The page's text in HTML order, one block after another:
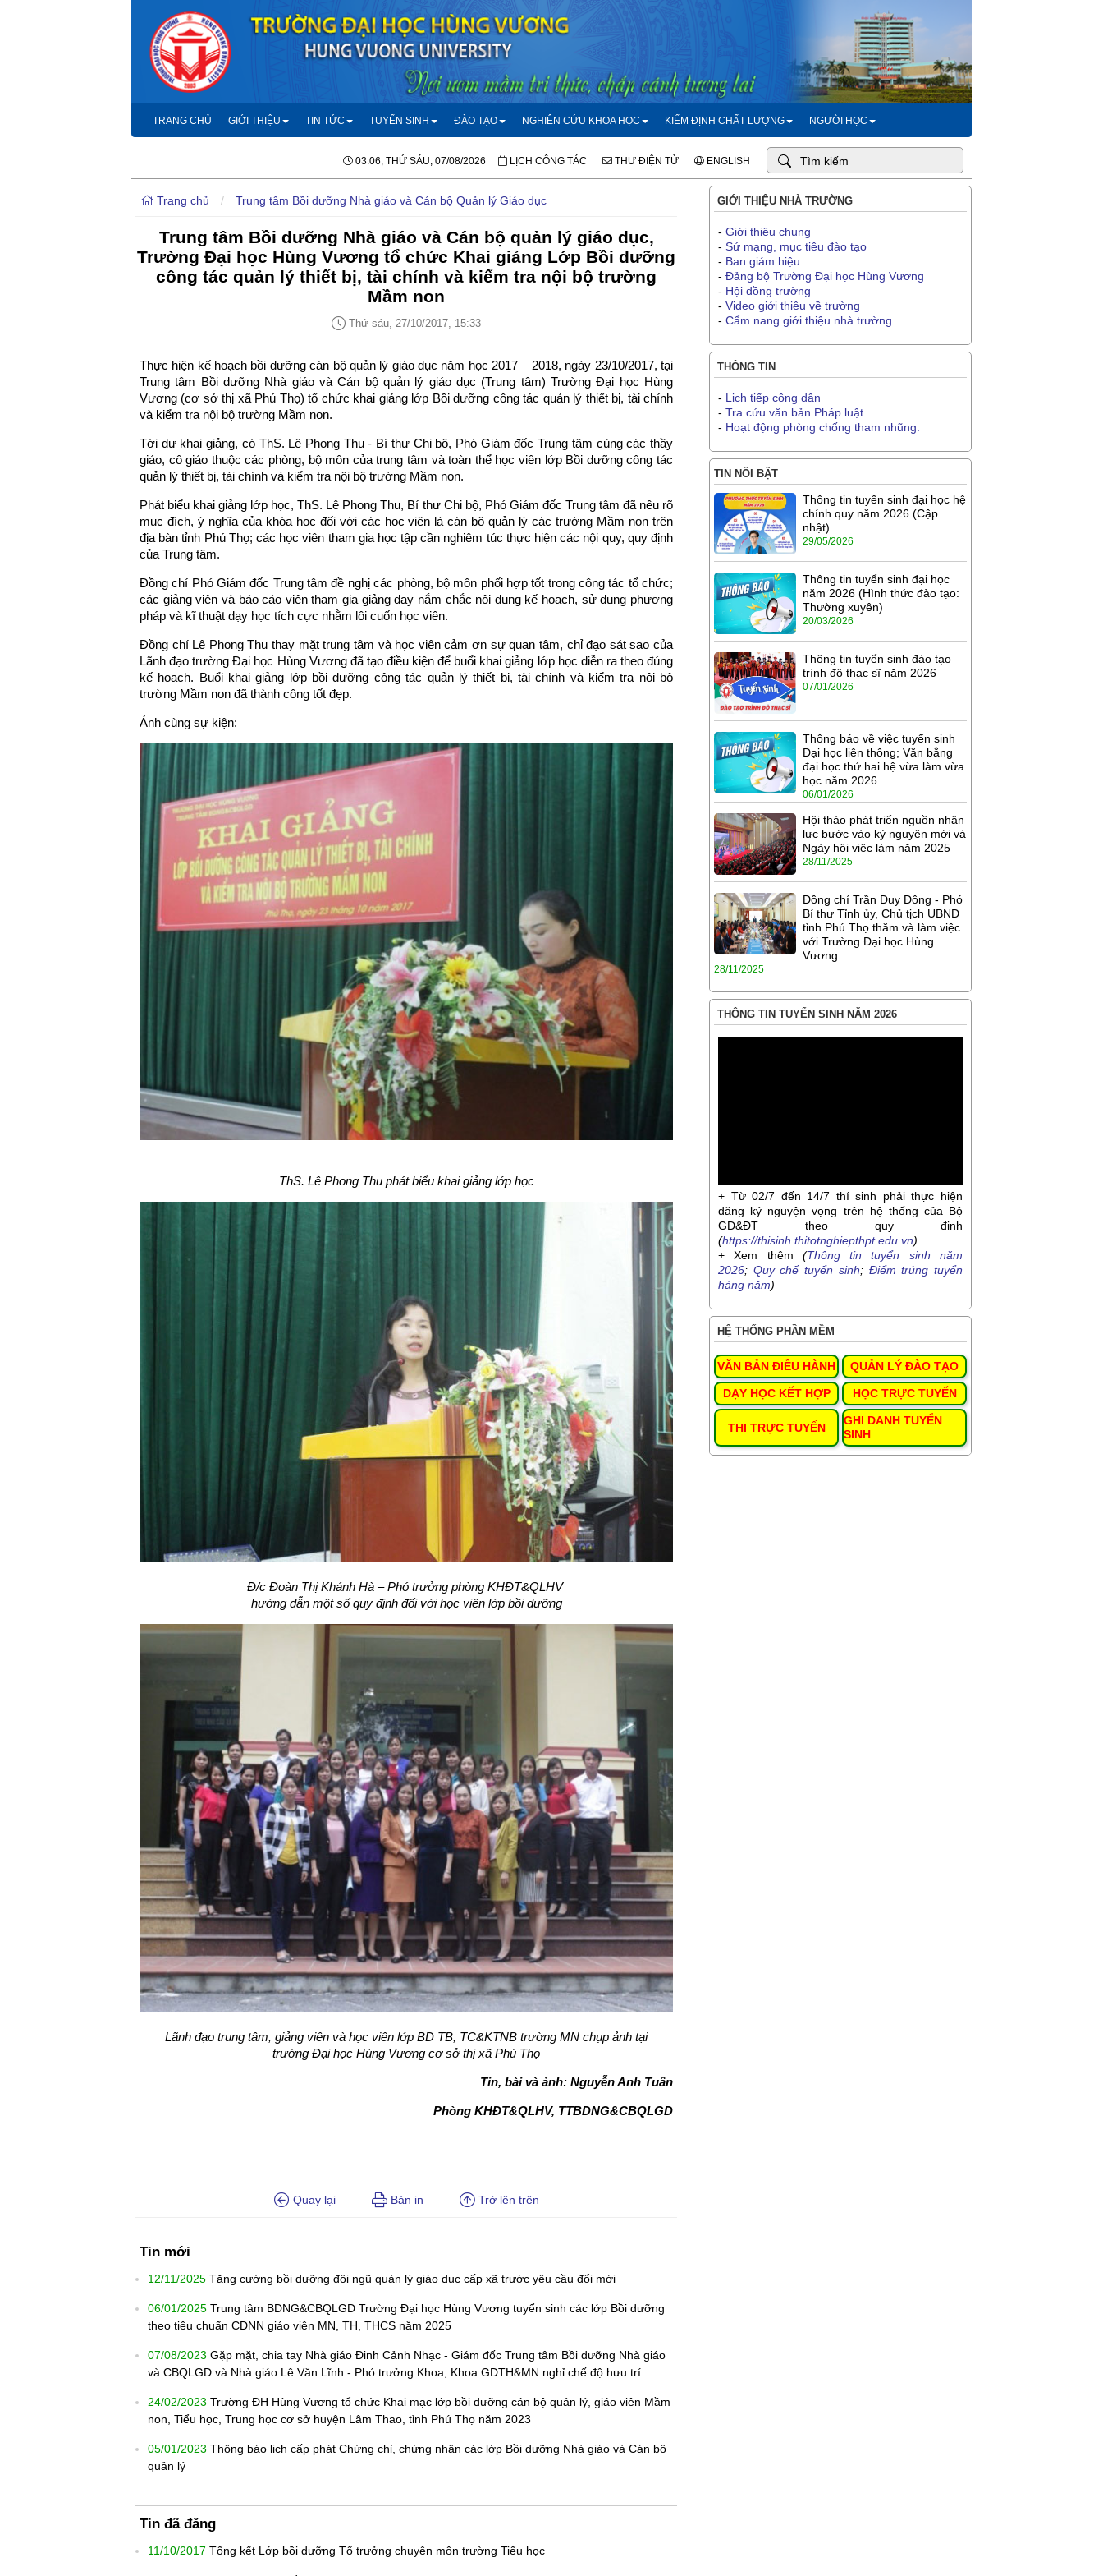
TRANG CHỦ GIỚI THIỆU TIN TỨC TUYỂN SINH ĐÀO TẠO NGHIÊN CỨU KHOA HỌC KIỂM ĐỊNH CHẤT LƯỢNG NGƯỜI HỌC
03:06, THỨ SÁU, 07/08/2026 LỊCH CÔNG TÁC THƯ ĐIỆN TỬ ENGLISH
Trang chủ / Trung tâm Bồi dưỡng Nhà giáo và Cán bộ Quản lý Giáo dục
Trung tâm Bồi dưỡng Nhà giáo và Cán bộ quản lý giáo dục,
Trường Đại học Hùng Vương tổ chức Khai giảng Lớp Bồi dưỡng
công tác quản lý thiết bị, tài chính và kiểm tra nội bộ trường
Mầm non
Thứ sáu, 27/10/2017, 15:33
Thực hiện kế hoạch bồi dưỡng cán bộ quản lý giáo dục năm học 2017 – 2018, ngày 23/10/2017, tại
Trung tâm Bồi dưỡng Nhà giáo và Cán bộ quản lý giáo dục (Trung tâm) Trường Đại học Hùng
Vương (cơ sở thị xã Phú Thọ) tổ chức khai giảng lớp Bồi dưỡng công tác quản lý thiết bị, tài chính
và kiểm tra nội bộ trường Mầm non.
Tới dự khai giảng, có ThS. Lê Phong Thu - Bí thư Chi bộ, Phó Giám đốc Trung tâm cùng các thầy
giáo, cô giáo thuộc các phòng, bộ môn của trung tâm và toàn thể học viên lớp Bồi dưỡng công tác
quản lý thiết bị, tài chính và kiểm tra nội bộ trường Mầm non.
Phát biểu khai giảng lớp học, ThS. Lê Phong Thu, Bí thư Chi bộ, Phó Giám đốc Trung tâm đã nêu rõ
mục đích, ý nghĩa của khóa học đối với các học viên là cán bộ quản lý các trường Mầm non trên
địa bàn tỉnh Phú Thọ; các học viên tham gia học tập cần nghiêm túc thực hiện các nội quy, quy định
của Trung tâm.
Đồng chí Phó Giám đốc Trung tâm đề nghị các phòng, bộ môn phối hợp tốt trong công tác tổ chức;
các giảng viên và báo cáo viên tham gia giảng dạy nắm chắc nội dung kế hoạch, sử dụng phương
pháp và kĩ thuật dạy học tích cực nhằm lôi cuốn học viên.
Đồng chí Lê Phong Thu thay mặt trung tâm và học viên cảm ơn sự quan tâm, chỉ đạo sát sao của
Lãnh đạo trường Đại học Hùng Vương đã tạo điều kiện để buổi khai giảng lớp học diễn ra theo đúng
kế hoạch. Buổi khai giảng lớp bồi dưỡng công tác quản lý thiết bị, tài chính và kiểm tra nội bộ
trường Mầm non đã thành công tốt đẹp.
Ảnh cùng sự kiện:
ThS. Lê Phong Thu phát biểu khai giảng lớp học
Đ/c Đoàn Thị Khánh Hà – Phó trưởng phòng KHĐT&QLHV
hướng dẫn một số quy định đối với học viên lớp bồi dưỡng
Lãnh đạo trung tâm, giảng viên và học viên lớp BD TB, TC&KTNB trường MN chụp ảnh tại
trường Đại học Hùng Vương cơ sở thị xã Phú Thọ
Tin, bài và ảnh: Nguyễn Anh Tuấn
Phòng KHĐT&QLHV, TTBDNG&CBQLGD
Quay lại Bản in Trở lên trên
Tin mới
12/11/2025 Tăng cường bồi dưỡng đội ngũ quản lý giáo dục cấp xã trước yêu cầu đổi mới
06/01/2025 Trung tâm BDNG&CBQLGD Trường Đại học Hùng Vương tuyển sinh các lớp Bồi dưỡng
theo tiêu chuẩn CDNN giáo viên MN, TH, THCS năm 2025
07/08/2023 Gặp mặt, chia tay Nhà giáo Đinh Cảnh Nhạc - Giám đốc Trung tâm Bồi dưỡng Nhà giáo
và CBQLGD và Nhà giáo Lê Văn Lĩnh - Phó trưởng Khoa, Khoa GDTH&MN nghỉ chế độ hưu trí
24/02/2023 Trường ĐH Hùng Vương tổ chức Khai mạc lớp bồi dưỡng cán bộ quản lý, giáo viên Mầm
non, Tiểu học, Trung học cơ sở huyện Lâm Thao, tỉnh Phú Thọ năm 2023
05/01/2023 Thông báo lịch cấp phát Chứng chỉ, chứng nhận các lớp Bồi dưỡng Nhà giáo và Cán bộ
quản lý
Tin đã đăng
11/10/2017 Tổng kết Lớp bồi dưỡng Tổ trưởng chuyên môn trường Tiểu học
GIỚI THIỆU NHÀ TRƯỜNG
- Giới thiệu chung
- Sứ mạng, mục tiêu đào tạo
- Ban giám hiệu
- Đảng bộ Trường Đại học Hùng Vương
- Hội đồng trường
- Video giới thiệu về trường
- Cẩm nang giới thiệu nhà trường
THÔNG TIN
- Lịch tiếp công dân
- Tra cứu văn bản Pháp luật
- Hoạt động phòng chống tham nhũng.
TIN NỔI BẬT
Thông tin tuyển sinh đại học hệ
chính quy năm 2026 (Cập
nhật)
29/05/2026
Thông tin tuyển sinh đại học
năm 2026 (Hình thức đào tạo:
Thường xuyên)
20/03/2026
Thông tin tuyển sinh đào tạo
trình độ thạc sĩ năm 2026
07/01/2026
Thông báo về việc tuyển sinh
Đại học liên thông; Văn bằng
đại học thứ hai hệ vừa làm vừa
học năm 2026
06/01/2026
Hội thảo phát triển nguồn nhân
lực bước vào kỷ nguyên mới và
Ngày hội việc làm năm 2025
28/11/2025
Đồng chí Trần Duy Đông - Phó
Bí thư Tỉnh ủy, Chủ tịch UBND
tỉnh Phú Thọ thăm và làm việc
với Trường Đại học Hùng
Vương
28/11/2025
THÔNG TIN TUYỂN SINH NĂM 2026
+ Từ 02/7 đến 14/7 thí sinh phải thực hiện
đăng ký nguyện vọng trên hệ thống của Bộ
GD&ĐT theo quy định
(https://thisinh.thitotnghiepthpt.edu.vn)
+ Xem thêm (Thông tin tuyển sinh năm
2026; Quy chế tuyển sinh; Điểm trúng tuyển
hàng năm)
HỆ THỐNG PHẦN MỀM
VĂN BẢN ĐIỀU HÀNH QUẢN LÝ ĐÀO TẠO
DẠY HỌC KẾT HỢP HỌC TRỰC TUYẾN
THI TRỰC TUYẾN
GHI DANH TUYỂN
SINH